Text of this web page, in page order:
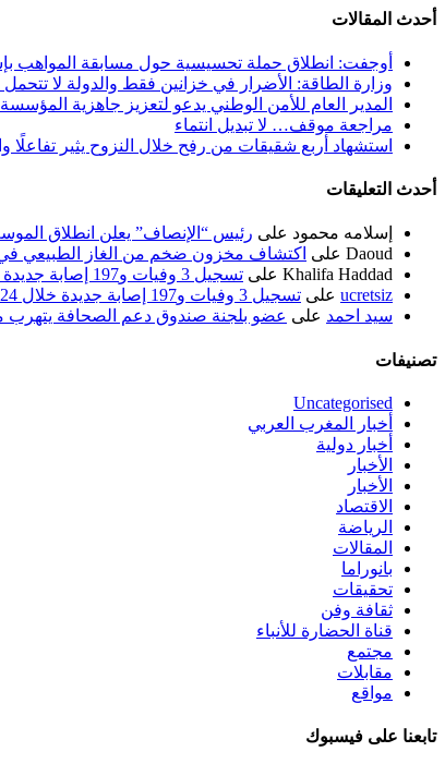
أحدث المقالات
أوجفت: انطلاق حملة تحسيسية حول مسابقة المواهب
وزارة الطاقة: الأضرار في خزانين فقط والدولة لا تتحمل
المدير العام للأمن الوطني يدعو لتعزيز جاهزية
مراجعة موقف… لا تبديل انتماء
استشهاد أربع شقيقات من رفح خلال النزوح يثير
أحدث التعليقات
إسلامه محمود على رئيس “الإنصاف” يعلن انطلاق الموسم
Daoud على اكتشاف مخزون ضخم من الغاز الطبيعي
Khalifa Haddad على تسجيل 3 وفيات و197 إصابة جديدة خلال 24 ساعة الماضية
ucretsiz على تسجيل 3 وفيات و197 إصابة جديدة خلال 24 ساعة الماضية
سيد احمد على عضو بلجنة صندوق دعم الصحافة
تصنيفات
Uncategorised
أخبار المغرب العربي
أخبار دولية
الأخبار
الأخبار
الاقتصاد
الرياضة
المقالات
بانوراما
تحقيقات
ثقافة وفن
قناة الحضارة للأنباء
مجتمع
مقابلات
مواقع
تابعنا على فيسبوك